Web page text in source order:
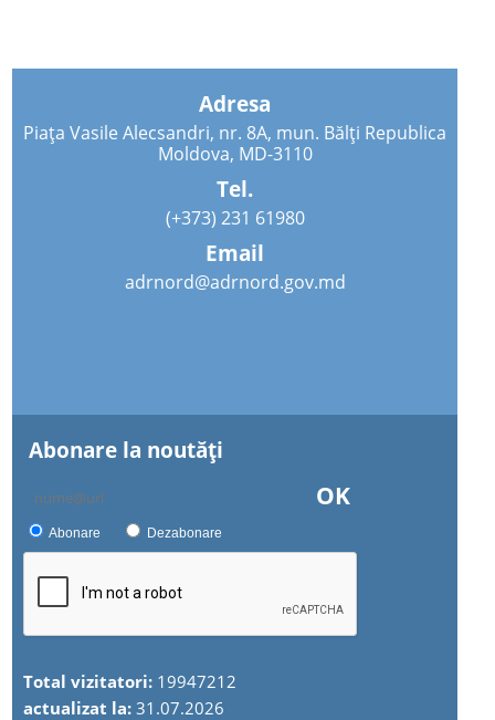
Adresa
Piața Vasile Alecsandri, nr. 8A, mun. Bălți Republica
Moldova, MD-3110
Tel.
(+373) 231 61980
Email
adrnord@adrnord.gov.md
Abonare la noutăţi
OK
Abonare Dezabonare
Total vizitatori: 19947212
actualizat la:31.07.2026